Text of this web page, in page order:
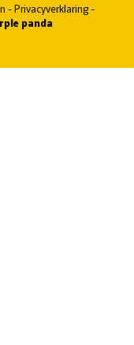
-Privacyverklaring-
panda